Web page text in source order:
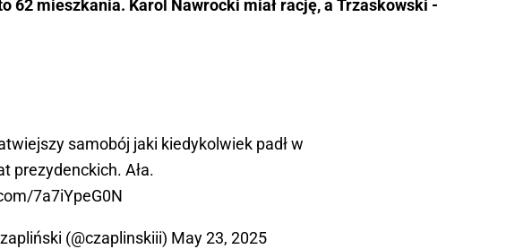
62 mieszkania. Karol Nawrocki miał rację, a Trzaskowski -
samobój jaki kiedykolwiek padł w
prezydenckich. Ała.
7a7iYpeG0N
(@czaplinskiii) May 23, 2025